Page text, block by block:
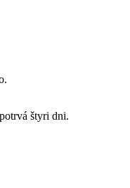
štyri dni.